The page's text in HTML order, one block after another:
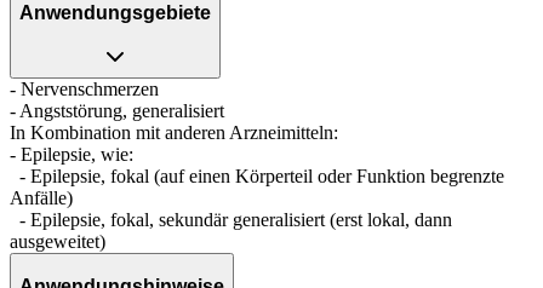
Anwendungsgebiete
- Nervenschmerzen
- Angststörung, generalisiert
In Kombination mit anderen Arzneimitteln:
- Epilepsie, wie:
- Epilepsie, fokal (auf einen Körperteil oder Funktion begrenzte
Anfälle)
- Epilepsie, fokal, sekundär generalisiert (erst lokal, dann
ausgeweitet)